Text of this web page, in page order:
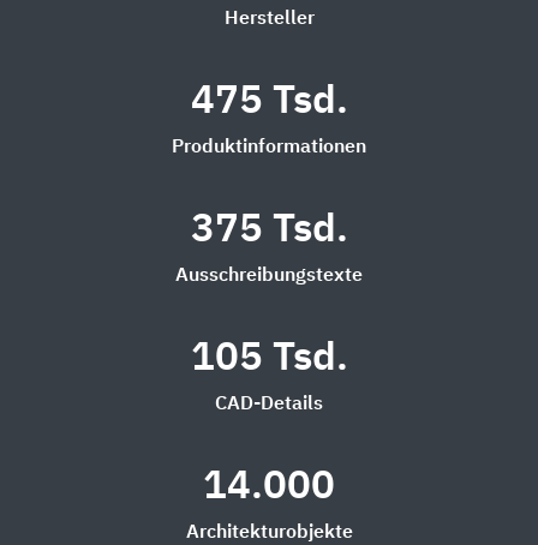
Hersteller
475 Tsd.
Produktinformationen
375 Tsd.
Ausschreibungstexte
105 Tsd.
CAD-Details
14.000
Architekturobjekte